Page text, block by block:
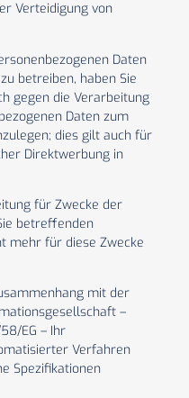
Verteidigung von
Daten
betreiben, haben Sie
gegen die Verarbeitung
Daten zum
dies gilt auch für
Direktwerbung in
für Zwecke der
betreffenden
mehr für diese Zwecke
mit der
–
EG – Ihr
Verfahren
Spezifikationen